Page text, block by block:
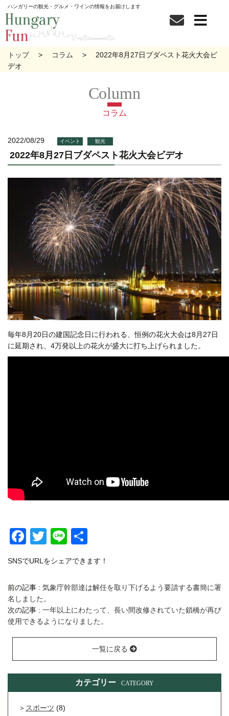
ハンガリーの観光・グルメ・ワインの情報をお届けします
トップ コラム
2022年8月27日ブダペスト花火大会ビ
デオ
コラム
2022/08/29 イベント 観光
2022年8月27日ブダペスト花火大会ビデオ
毎年8月20日の建国記念日に行われる、恒例の花火大会は8月27日
に延期され、4万発以上の花火が盛大に打ち上げられました。
Facebook
Twitter
Line
SNSでURLをシェアできます！
前の記事 : 気象庁幹部達は解任を取り下げるよう要請する書簡に署
名しました。
次の記事 : 一年以上にわたって、長い間改修されていた鎖橋が再び
使用できるようになりました。
一覧に戻る
カテゴリー CATEGORY
スポーツ (8)